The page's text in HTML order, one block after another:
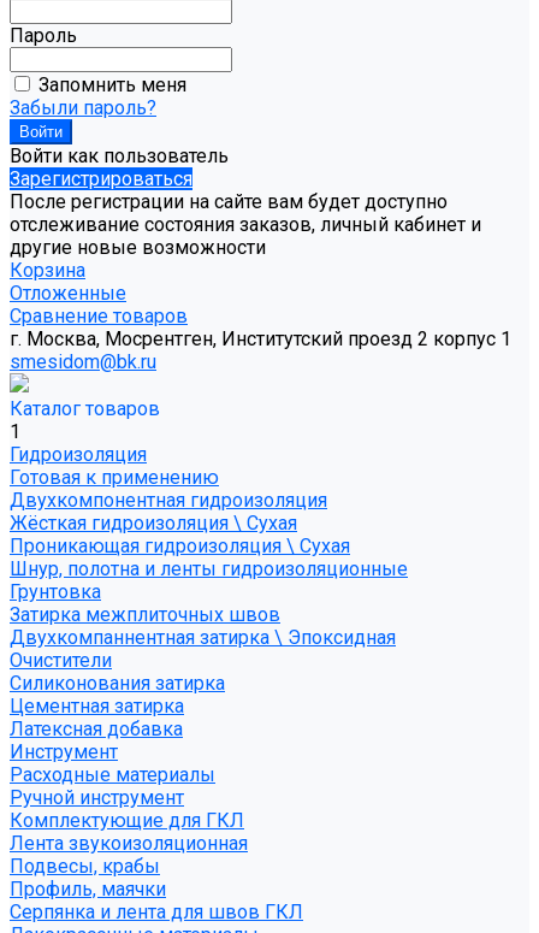
Пароль
Запомнить меня
Забыли пароль?
Войти как пользователь
Зарегистрироваться
После регистрации на сайте вам будет доступно
отслеживание состояния заказов, личный кабинет и
другие новые возможности
Корзина
Отложенные
Сравнение товаров
г. Москва, Мосрентген, Институтский проезд 2 корпус 1
smesidom@bk.ru
Каталог товаров
1
Гидроизоляция
Готовая к применению
Двухкомпонентная гидроизоляция
Жёсткая гидроизоляция \ Сухая
Проникающая гидроизоляция \ Сухая
Шнур, полотна и ленты гидроизоляционные
Грунтовка
Затирка межплиточных швов
Двухкомпаннентная затирка \ Эпоксидная
Очистители
Силиконования затирка
Цементная затирка
Латексная добавка
Инструмент
Расходные материалы
Ручной инструмент
Комплектующие для ГКЛ
Лента звукоизоляционная
Подвесы, крабы
Профиль, маячки
Серпянка и лента для швов ГКЛ